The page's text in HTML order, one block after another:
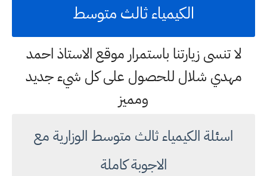
الكيمياء ثالث متوسط
لا تنسى زيارتنا باستمرار موقع الاستاذ احمد
مهدي شلال للحصول على كل شيء جديد
ومميز
اسئلة الكيمياء ثالث متوسط الوزارية مع
الاجوبة كاملة